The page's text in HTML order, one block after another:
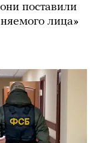
поставили
лица»